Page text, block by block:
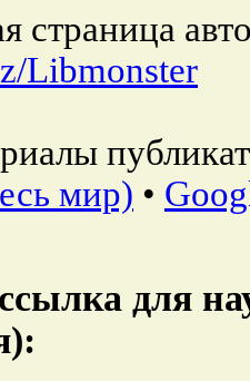
страница
Libmonster
мир) •
для